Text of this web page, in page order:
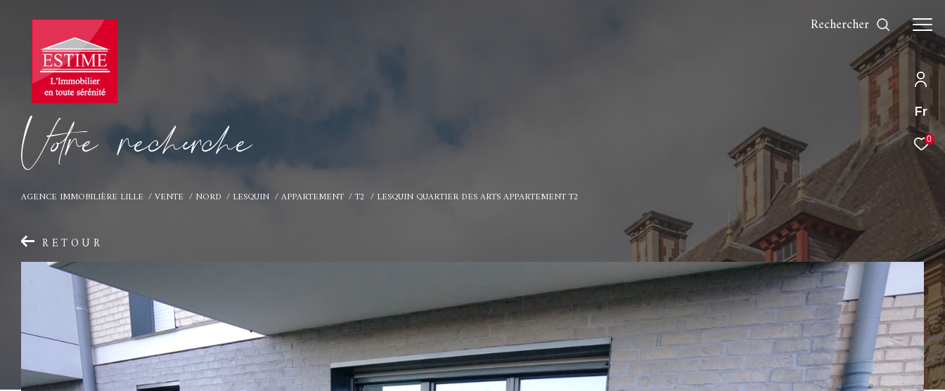
Fr
0
rechercher
Vore recece
AGENCE IMMOBILIÈRE LILLE VENTE NORD LESQUIN APPARTEMENT T2 LESQUIN QUARTIER DES ARTS APPARTEMENT T2
RETOUR